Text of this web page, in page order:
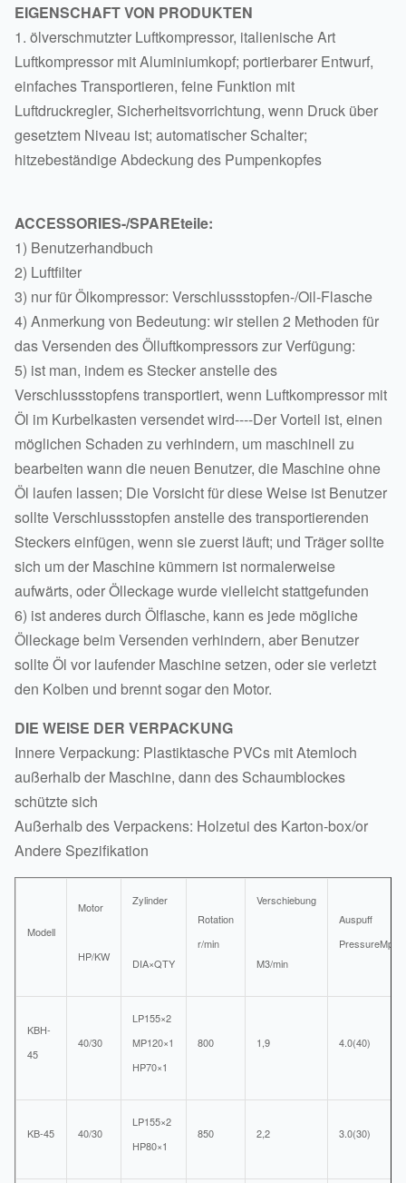
EIGENSCHAFT VON PRODUKTEN
1. ölverschmutzter Luftkompressor, italienische Art
Luftkompressor mit Aluminiumkopf; portierbarer Entwurf,
einfaches Transportieren, feine Funktion mit
Luftdruckregler, Sicherheitsvorrichtung, wenn Druck über
gesetztem Niveau ist; automatischer Schalter;
hitzebeständige Abdeckung des Pumpenkopfes
ACCESSORIES-/SPAREteile:
1) Benutzerhandbuch
2) Luftfilter
3) nur für Ölkompressor: Verschlussstopfen-/Oil-Flasche
4) Anmerkung von Bedeutung: wir stellen 2 Methoden für
das Versenden des Ölluftkompressors zur Verfügung:
5) ist man, indem es Stecker anstelle des
Verschlussstopfens transportiert, wenn Luftkompressor mit
Öl im Kurbelkasten versendet wird----Der Vorteil ist, einen
möglichen Schaden zu verhindern, um maschinell zu
bearbeiten wann die neuen Benutzer, die Maschine ohne
Öl laufen lassen; Die Vorsicht für diese Weise ist Benutzer
sollte Verschlussstopfen anstelle des transportierenden
Steckers einfügen, wenn sie zuerst läuft; und Träger sollte
sich um der Maschine kümmern ist normalerweise
aufwärts, oder Ölleckage wurde vielleicht stattgefunden
6) ist anderes durch Ölflasche, kann es jede mögliche
Ölleckage beim Versenden verhindern, aber Benutzer
sollte Öl vor laufender Maschine setzen, oder sie verletzt
den Kolben und brennt sogar den Motor.
DIE WEISE DER VERPACKUNG
Innere Verpackung: Plastiktasche PVCs mit Atemloch
außerhalb der Maschine, dann des Schaumblockes
schützte sich
Außerhalb des Verpackens: Holzetui des Karton-box/or
Andere Spezifikation
Modell
Motor
HP/KW
Zylinder
DIA×QTY
Rotation
r/min
Verschiebung
M3/min
Auspuff
PressureMpa
KBH-
45
40/30
LP155×2
MP120×1
HP70×1
800 1,9 4.0(40)
KB-45 40/30
LP155×2
HP80×1
850 2,2 3.0(30)